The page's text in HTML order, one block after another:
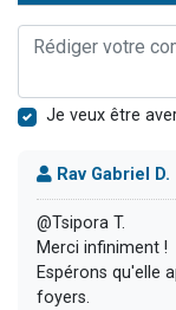
Je veux être
Rav Gabriel D.
@Tsipora T.
Merci infiniment !
Espérons qu'elle
foyers.